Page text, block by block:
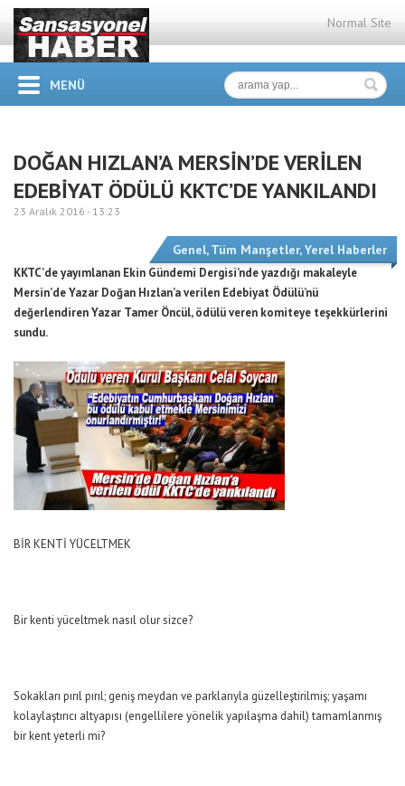
Normal Site
MENÜ
DOĞAN HIZLAN’A MERSİN’DE VERİLEN
EDEBİYAT ÖDÜLÜ KKTC’DE YANKILANDI
23 Aralık 2016 - 13:23
Genel,Tüm Manşetler,Yerel Haberler
KKTC’de yayımlanan Ekin Gündemi Dergisi’nde yazdığı makaleyle
Mersin’de Yazar Doğan Hızlan’a verilen Edebiyat Ödülü’nü
değerlendiren Yazar Tamer Öncül, ödülü veren komiteye teşekkürlerini
sundu.
BİR KENTİ YÜCELTMEK
Bir kenti yüceltmek nasıl olur sizce?
Sokakları pırıl pırıl; geniş meydan ve parklarıyla güzelleştirilmiş; yaşamı
kolaylaştırıcı altyapısı (engellilere yönelik yapılaşma dahil) tamamlanmış
bir kent yeterli mi?